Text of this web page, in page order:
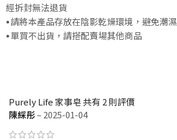
經拆封無法退貨
⦁請將本產品存放在陰影乾燥環境，避免潮濕
⦁單買不出貨，請搭配賣場其他商品
Purely Life 家事皂共有 2 則評價
陳綵彤–2025-01-04